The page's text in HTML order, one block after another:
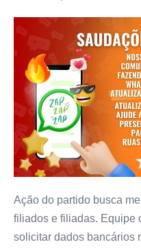
Ação do partido busca
filiados e filiadas. Equipe
solicitar dados bancários